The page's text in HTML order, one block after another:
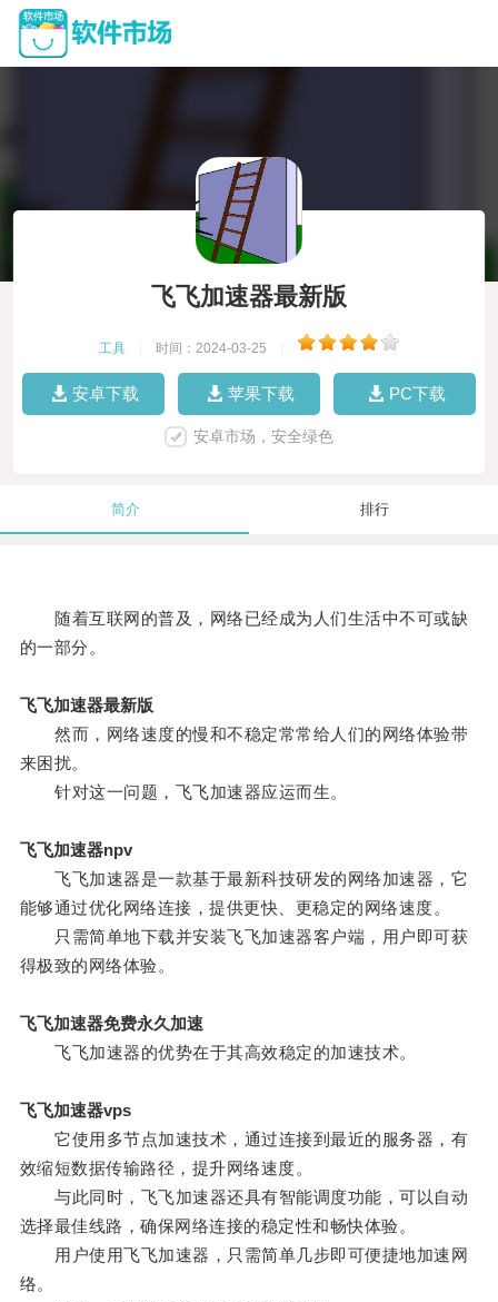
飞飞加速器最新版
工具 时间：2024-03-25
安卓下载 苹果下载 PC下载
安卓市场，安全绿色
简介 排行
随着互联网的普及，网络已经成为人们生活中不可或缺
的一部分。
飞飞加速器最新版
然而，网络速度的慢和不稳定常常给人们的网络体验带
来困扰。
针对这一问题，飞飞加速器应运而生。
飞飞加速器npv
飞飞加速器是一款基于最新科技研发的网络加速器，它
能够通过优化网络连接，提供更快、更稳定的网络速度。
只需简单地下载并安装飞飞加速器客户端，用户即可获
得极致的网络体验。
飞飞加速器免费永久加速
飞飞加速器的优势在于其高效稳定的加速技术。
飞飞加速器vps
它使用多节点加速技术，通过连接到最近的服务器，有
效缩短数据传输路径，提升网络速度。
与此同时，飞飞加速器还具有智能调度功能，可以自动
选择最佳线路，确保网络连接的稳定性和畅快体验。
用户使用飞飞加速器，只需简单几步即可便捷地加速网
络。